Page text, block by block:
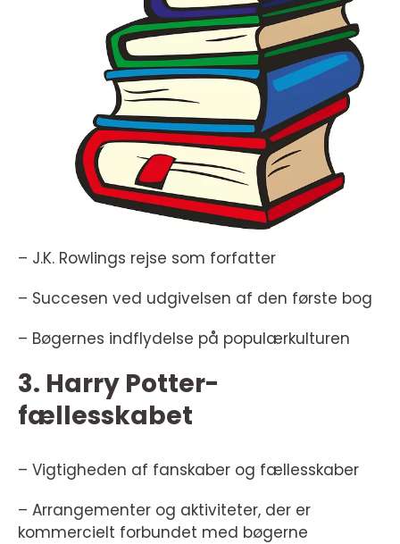
– J.K. Rowlings rejse som forfatter
– Succesen ved udgivelsen af den første bog
– Bøgernes indflydelse på populærkulturen
3. Harry Potter-
fællesskabet
– Vigtigheden af fanskaber og fællesskaber
– Arrangementer og aktiviteter, der er
kommercielt forbundet med bøgerne